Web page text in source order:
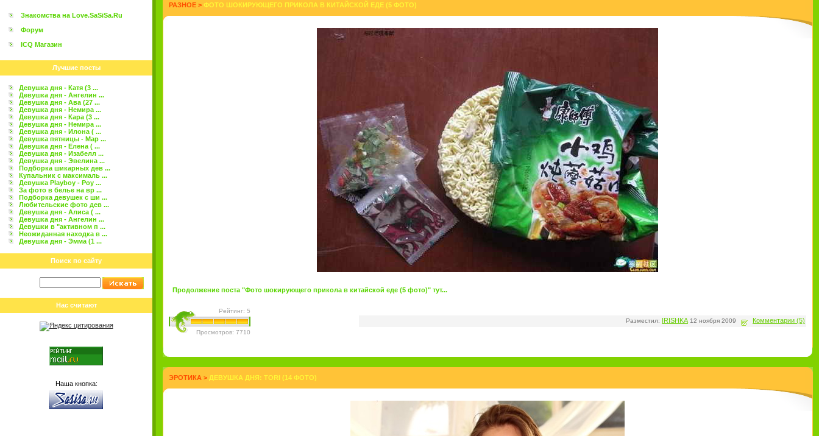
Знакомства на Love.SaSiSa.Ru
Форум
ICQ Магазин
Лучшие посты
Девушка дня - Катя (3 ...
Девушка дня - Ангелин ...
Девушка дня - Ава (27 ...
Девушка дня - Немира ...
Девушка дня - Кара (3 ...
Девушка дня - Немира ...
Девушка дня - Илона ( ...
Девушка пятницы - Мар ...
Девушка дня - Елена ( ...
Девушка дня - Изабелл ...
Девушка дня - Эвелина ...
Подборка шикарных дев ...
Купальник с максималь ...
Девушка Playboy - Роу ...
За фото в белье на вр ...
Подборка девушек с ши ...
Любительские фото дев ...
Девушка дня - Алиса ( ...
Девушка дня - Ангелин ...
Девушки в "активном п ...
Неожиданная находка в ...
Девушка дня - Эмма (1 ...
Поиск по сайту
Нас считают
Наша кнопка:
РАЗНОЕ > ФОТО ШОКИРУЮЩЕГО ПРИКОЛА В КИТАЙСКОЙ ЕДЕ (5 ФОТО)
Продолжение поста "Фото шокирующего прикола в китайской еде (5 фото)" тут...
Рейтинг: 5
Просмотров: 7710
Разместил: IRISHKA 12 ноября 2009 Комментарии (5)
ЭРОТИКА > ДЕВУШКА ДНЯ: TORI (14 ФОТО)